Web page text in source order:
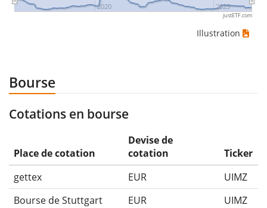
2020 2025
justETF.com
Illustration
Bourse
Cotations en bourse
Place de cotation
Devise de
cotation
Ticker
gettex
EUR
UIMZ
Bourse de Stuttgart
EUR
UIMZ